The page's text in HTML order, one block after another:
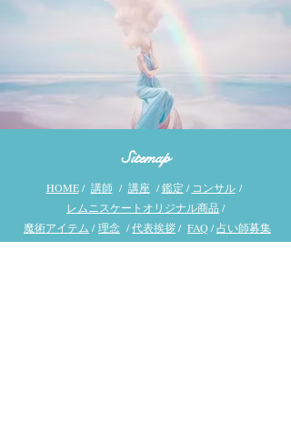
Sitemap
HOME/ 講師/ 講座/鑑定 / コンサル/
レムニスケートオリジナル商品 /
魔術アイテム /理念 /代表挨拶/ FAQ/占い師募集